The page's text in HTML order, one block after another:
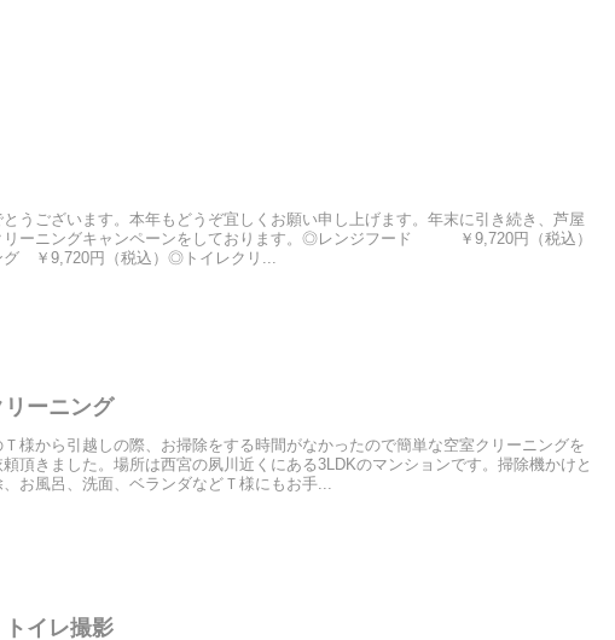
うございます。本年もどうぞ宜しくお願い申し上げます。年末に引き続き、芦屋
リーニングキャンペーンをしております。◎レンジフード ￥9,720円（税込）
￥9,720円（税込）◎トイレクリ...
ーニング
様から引越しの際、お掃除をする時間がなかったので簡単な空室クリーニングを
頼頂きました。場所は西宮の夙川近くにある3LDKのマンションです。掃除機かけと
お風呂、洗面、ベランダなどＴ様にもお手...
イレ撮影